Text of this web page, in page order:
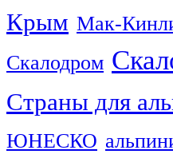
Крым Мак-
Скалодром
Страны для
ЮНЕСКО